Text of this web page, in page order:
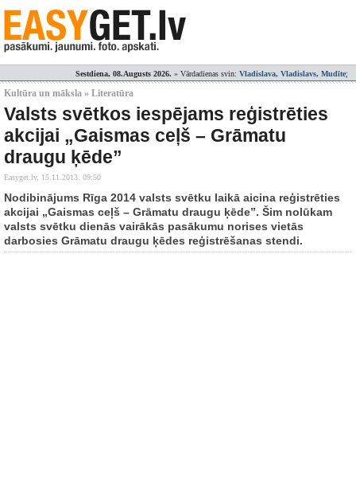
Sestdiena, 08.Augusts 2026. » Vārdadienas svin: Vladislava, Vladislavs, Mudīte;
Kultūra un māksla » Literatūra
Valsts svētkos iespējams reģistrēties
akcijai „Gaismas ceļš – Grāmatu
draugu ķēde”
Easyget.lv, 15.11.2013. 09:50
Nodibinājums Rīga 2014 valsts svētku laikā aicina reģistrēties
akcijai „Gaismas ceļš – Grāmatu draugu ķēde”. Šim nolūkam
valsts svētku dienās vairākās pasākumu norises vietās
darbosies Grāmatu draugu ķēdes reģistrēšanas stendi.